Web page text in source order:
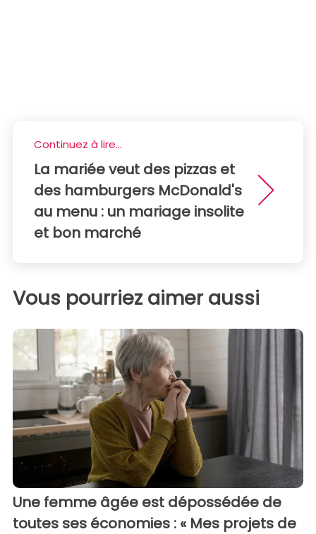
Continuez à lire...
La mariée veut des pizzas et
des hamburgers McDonald's
au menu : un mariage insolite
et bon marché
Vous pourriez aimer aussi
Une femme âgée est dépossédée de
toutes ses économies : « Mes projets de